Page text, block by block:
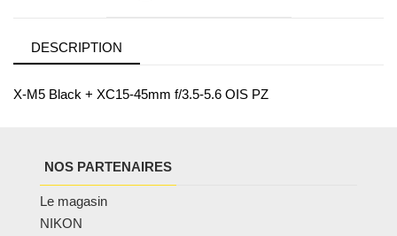
DESCRIPTION
X-M5 Black + XC15-45mm f/3.5-5.6 OIS PZ
NOS PARTENAIRES
Le magasin
NIKON